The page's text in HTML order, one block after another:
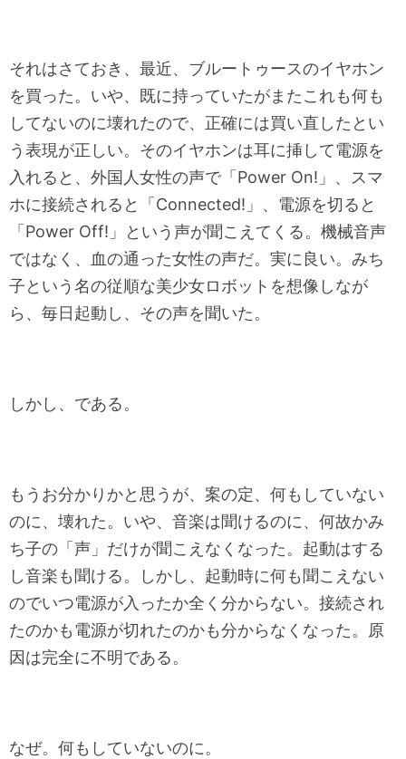
それはさておき、最近、ブルートゥースのイヤホン
を買った。いや、既に持っていたがまたこれも何も
してないのに壊れたので、正確には買い直したとい
う表現が正しい。そのイヤホンは耳に挿して電源を
入れると、外国人女性の声で「Power On!」、スマ
ホに接続されると「Connected!」、電源を切ると
「Power Off!」という声が聞こえてくる。機械音声
ではなく、血の通った女性の声だ。実に良い。みち
子という名の従順な美少女ロボットを想像しなが
ら、毎日起動し、その声を聞いた。
しかし、である。
もうお分かりかと思うが、案の定、何もしていない
のに、壊れた。いや、音楽は聞けるのに、何故かみ
ち子の「声」だけが聞こえなくなった。起動はする
し音楽も聞ける。しかし、起動時に何も聞こえない
のでいつ電源が入ったか全く分からない。接続され
たのかも電源が切れたのかも分からなくなった。原
因は完全に不明である。
なぜ。何もしていないのに。